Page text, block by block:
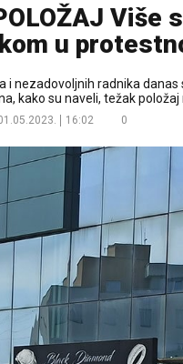
Više
u
i nezadovoljnih radnika
kako su naveli, težak
16:02 0